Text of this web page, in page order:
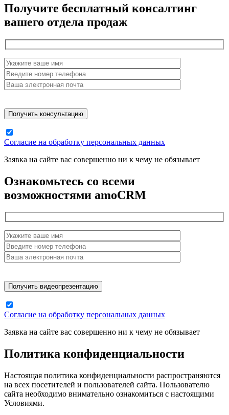
Получите бесплатный консалтинг
вашего отдела продаж
Согласие на обработку персональных данных
Заявка на сайте вас совершенно ни к чему не обязывает
Ознакомьтесь со всеми
возможностями amoCRM
Согласие на обработку персональных данных
Заявка на сайте вас совершенно ни к чему не обязывает
Политика конфиденциальности
Настоящая политика конфиденциальности распространяются
на всех посетителей и пользователей сайта. Пользователю
сайта необходимо внимательно ознакомиться с настоящими
Условиями.